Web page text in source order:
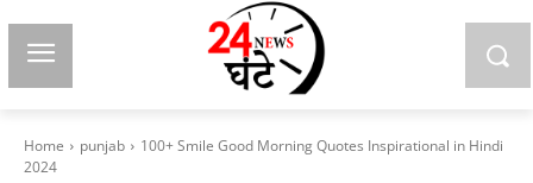
Home punjab
100+ Smile Good Morning Quotes Inspirational in Hindi
2024